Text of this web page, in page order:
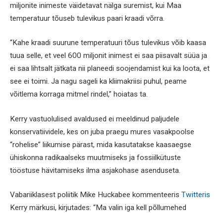
miljonite inimeste väidetavat nälga suremist, kui Maa
temperatuur tõuseb tulevikus paari kraadi võrra.
“Kahe kraadi suurune temperatuuri tõus tulevikus võib kaasa
tuua selle, et veel 600 miljonit inimest ei saa piisavalt süüa ja
ei saa lihtsalt jätkata nii planeedi soojendamist kui ka loota, et
see ei toimi. Ja nagu sageli ka kliimakriisi puhul, peame
võitlema korraga mitmel rindel,” hoiatas ta.
Kerry vastuolulised avaldused ei meeldinud paljudele
konservatiividele, kes on juba praegu mures vasakpoolse
“rohelise” liikumise pärast, mida kasutatakse kaasaegse
ühiskonna radikaalseks muutmiseks ja fossiilkütuste
tööstuse hävitamiseks ilma asjakohase asenduseta.
Vabariiklasest poliitik Mike Huckabee kommenteeris Twitteris
Kerry märkusi, kirjutades: “Ma valin iga kell põllumehed